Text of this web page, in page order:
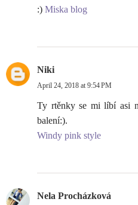
:) Miska blog
Niki
April 24, 2018 at 9:54 PM
Ty rtěnky se mi líbí asi
balení:).
Windy pink style
Nela Procházková